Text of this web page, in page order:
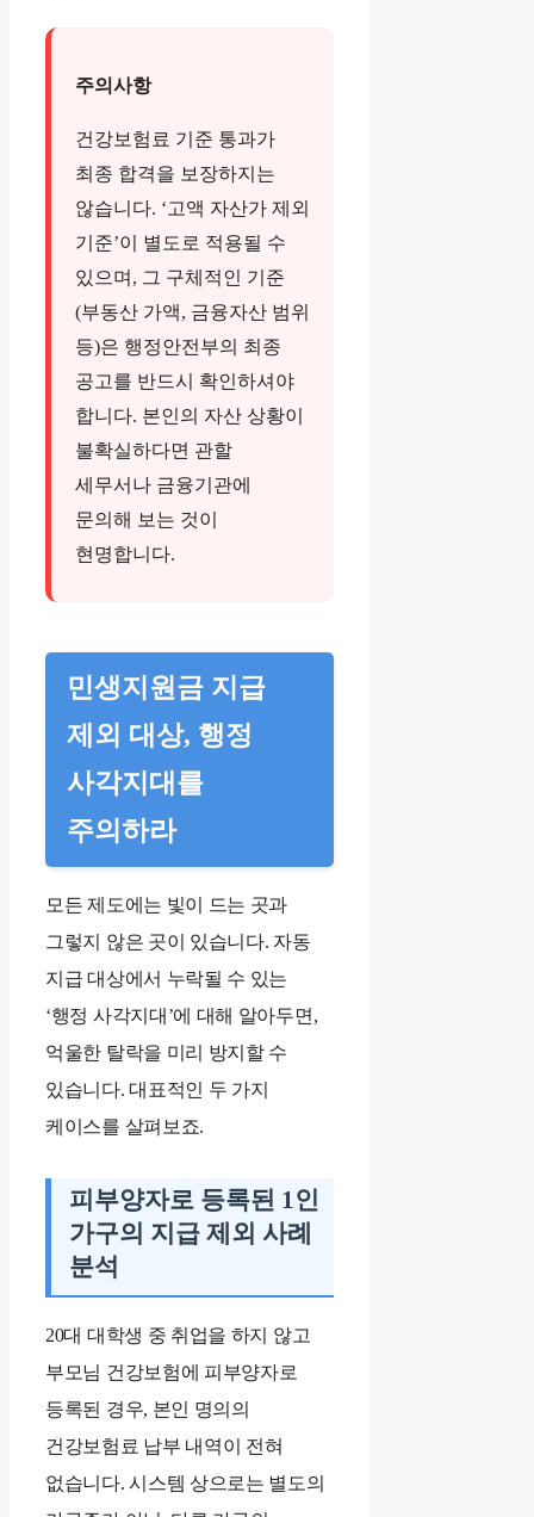
주의사항
건강보험료 기준 통과가
최종 합격을 보장하지는
않습니다. ‘고액 자산가 제외
기준’이 별도로 적용될 수
있으며, 그 구체적인 기준
(부동산 가액, 금융자산 범위
등)은 행정안전부의 최종
공고를 반드시 확인하셔야
합니다. 본인의 자산 상황이
불확실하다면 관할
세무서나 금융기관에
문의해 보는 것이
현명합니다.
민생지원금 지급
제외 대상, 행정
사각지대를
주의하라
모든 제도에는 빛이 드는 곳과
그렇지 않은 곳이 있습니다. 자동
지급 대상에서 누락될 수 있는
‘행정 사각지대’에 대해 알아두면,
억울한 탈락을 미리 방지할 수
있습니다. 대표적인 두 가지
케이스를 살펴보죠.
피부양자로 등록된 1인
가구의 지급 제외 사례
분석
20대 대학생 중 취업을 하지 않고
부모님 건강보험에 피부양자로
등록된 경우, 본인 명의의
건강보험료 납부 내역이 전혀
없습니다. 시스템 상으로는 별도의